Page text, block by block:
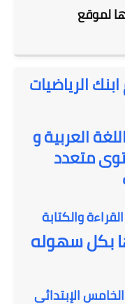
لموقع
الرياضيات
العربية و
متعدد
والكتابة
بكل سهوله
الإبتدائى